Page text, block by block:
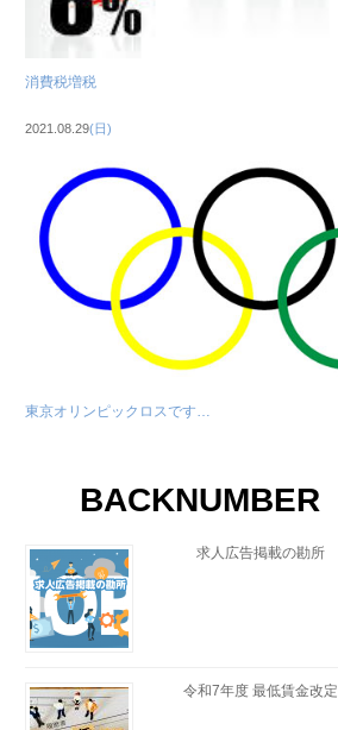
消費税増税
2021.08.29(日)
東京オリンピックロスです…
BACKNUMBER
求人広告掲載の勘所
令和7年度 最低賃金改定